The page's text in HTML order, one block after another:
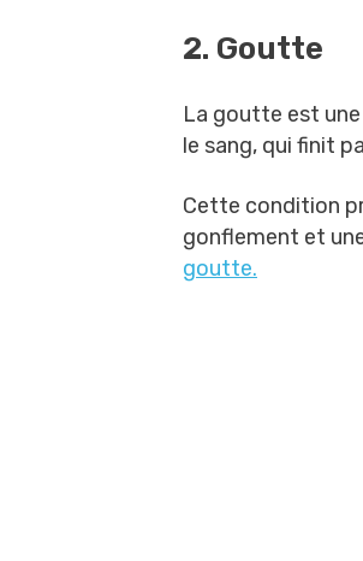
2. Goutte
La goutte est
le sang, qui finit
Cette condition
gonflement et
goutte.